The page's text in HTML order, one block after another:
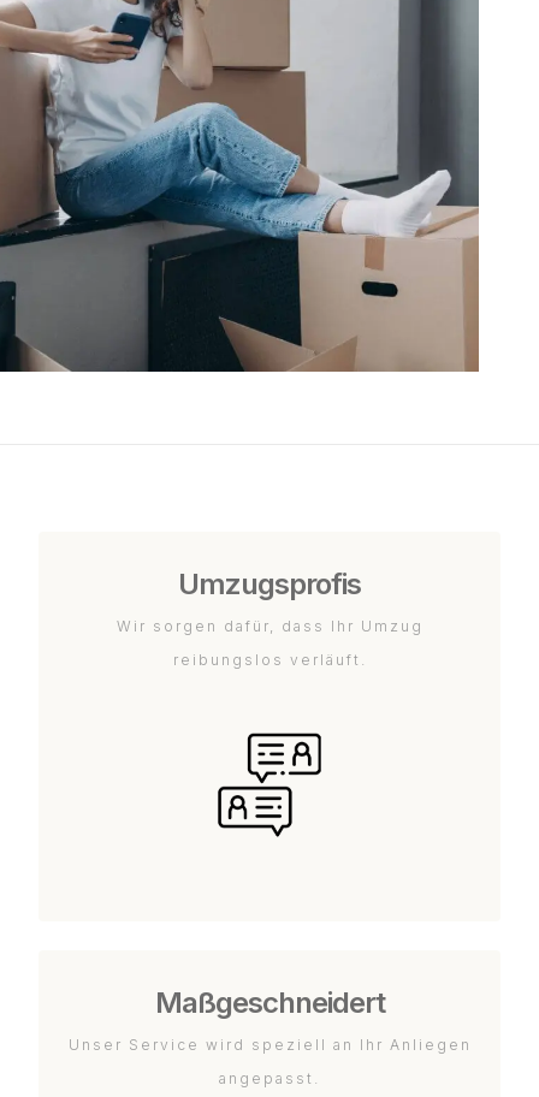
Umzugsprofis
Wir sorgen dafür, dass Ihr Umzug
reibungslos verläuft.
Maßgeschneidert
Unser Service wird speziell an Ihr Anliegen
angepasst.